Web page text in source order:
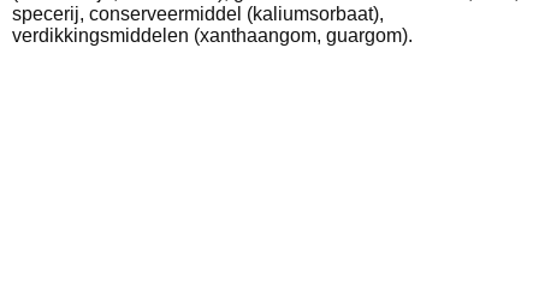
specerij, conserveermiddel (kaliumsorbaat),
verdikkingsmiddelen (xanthaangom, guargom).